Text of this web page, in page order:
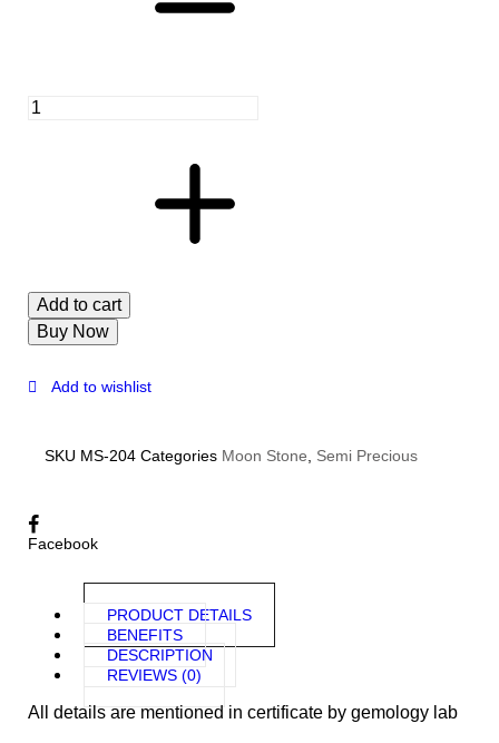
Add to cart
Buy Now
Add to wishlist
SKU MS-204 Categories Moon Stone Semi Precious
Facebook
PRODUCT DETAILS
BENEFITS
DESCRIPTION
REVIEWS (0)
All details are mentioned in certificate by gemology lab